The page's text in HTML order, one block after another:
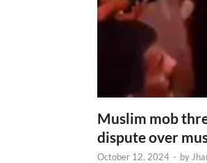
Muslim mob
dispute over
October 12, 2024 - by